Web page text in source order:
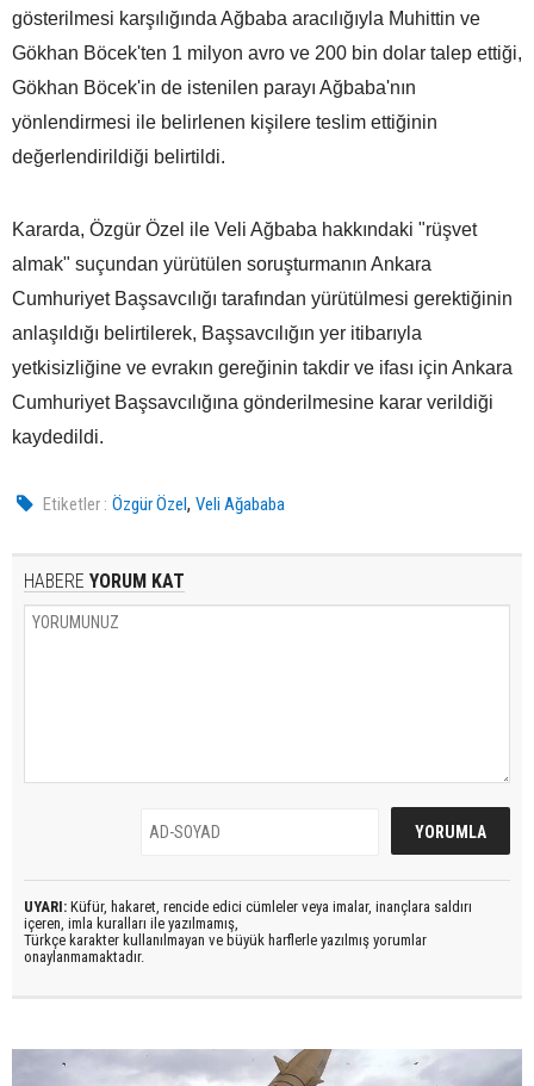
gösterilmesi karşılığında Ağbaba aracılığıyla Muhittin ve
Gökhan Böcek'ten 1 milyon avro ve 200 bin dolar talep ettiği,
Gökhan Böcek'in de istenilen parayı Ağbaba'nın
yönlendirmesi ile belirlenen kişilere teslim ettiğinin
değerlendirildiği belirtildi.
Kararda, Özgür Özel ile Veli Ağbaba hakkındaki "rüşvet
almak" suçundan yürütülen soruşturmanın Ankara
Cumhuriyet Başsavcılığı tarafından yürütülmesi gerektiğinin
anlaşıldığı belirtilerek, Başsavcılığın yer itibarıyla
yetkisizliğine ve evrakın gereğinin takdir ve ifası için Ankara
Cumhuriyet Başsavcılığına gönderilmesine karar verildiği
kaydedildi.
Etiketler : Özgür Özel,Veli Ağababa
HABERE YORUM KAT
UYARI: Küfür, hakaret, rencide edici cümleler veya imalar, inançlara saldırı
içeren, imla kuralları ile yazılmamış,
Türkçe karakter kullanılmayan ve büyük harflerle yazılmış yorumlar
onaylanmamaktadır.